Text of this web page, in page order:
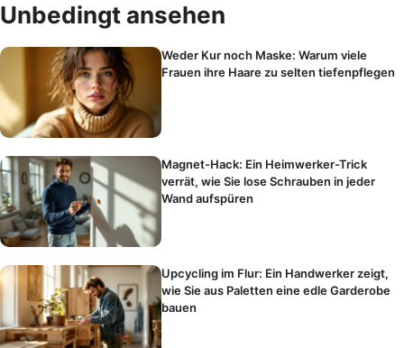
Unbedingt ansehen
Weder Kur noch Maske: Warum viele
Frauen ihre Haare zu selten tiefenpflegen
Magnet-Hack: Ein Heimwerker-Trick
verrät, wie Sie lose Schrauben in jeder
Wand aufspüren
Upcycling im Flur: Ein Handwerker zeigt,
wie Sie aus Paletten eine edle Garderobe
bauen